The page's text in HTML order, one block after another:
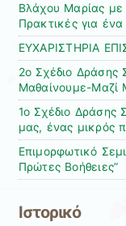
Βλάχου Μαρίας με
Πρακτικές για
ΕΥΧΑΡΙΣΤΗΡΙΑ
2ο Σχέδιο Δράσης
Μαθαίνουμε-Μαζί
1ο Σχέδιο Δράσης
μας, ένας μικρός
Επιμορφωτικό
Πρώτες Βοήθειες”
Ιστορικό